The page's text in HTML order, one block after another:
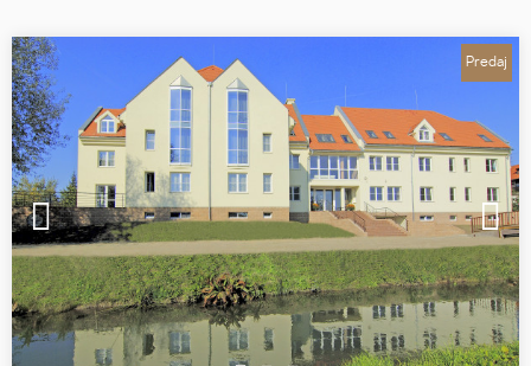
Predaj